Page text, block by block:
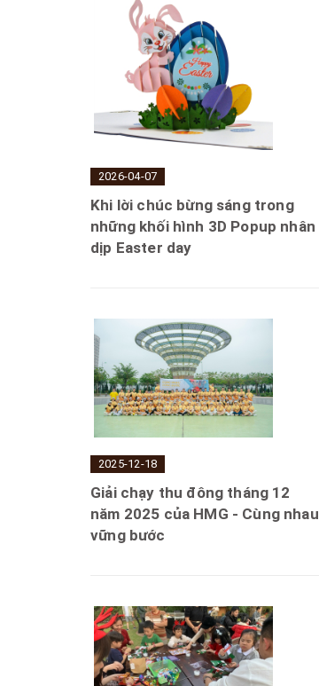
2026-04-07
Khi lời chúc bừng sáng trong
những khối hình 3D Popup nhân
dịp Easter day
2025-12-18
Giải chạy thu đông tháng 12
năm 2025 của HMG - Cùng nhau
vững bước